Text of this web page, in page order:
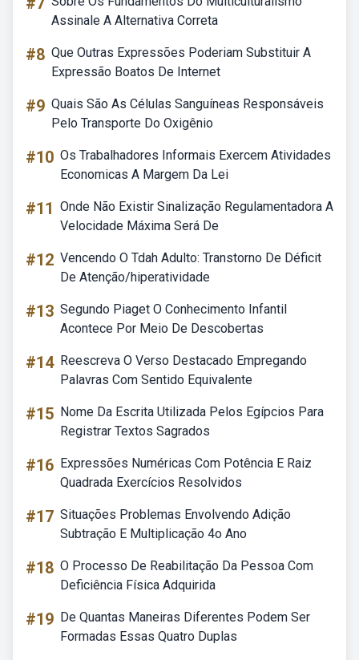
Assinale A Alternativa Correta
#8 Que Outras Expressões Poderiam Substituir A
Expressão Boatos De Internet
#9 Quais São As Células Sanguíneas Responsáveis
Pelo Transporte Do Oxigênio
#10 Os Trabalhadores Informais Exercem Atividades
Economicas A Margem Da Lei
#11 Onde Não Existir Sinalização Regulamentadora A
Velocidade Máxima Será De
#12 Vencendo O Tdah Adulto: Transtorno De Déficit
De Atenção/hiperatividade
#13 Segundo Piaget O Conhecimento Infantil
Acontece Por Meio De Descobertas
#14 Reescreva O Verso Destacado Empregando
Palavras Com Sentido Equivalente
#15 Nome Da Escrita Utilizada Pelos Egípcios Para
Registrar Textos Sagrados
#16 Expressões Numéricas Com Potência E Raiz
Quadrada Exercícios Resolvidos
#17 Situações Problemas Envolvendo Adição
Subtração E Multiplicação 4o Ano
#18 O Processo De Reabilitação Da Pessoa Com
Deficiência Física Adquirida
#19 De Quantas Maneiras Diferentes Podem Ser
Formadas Essas Quatro Duplas